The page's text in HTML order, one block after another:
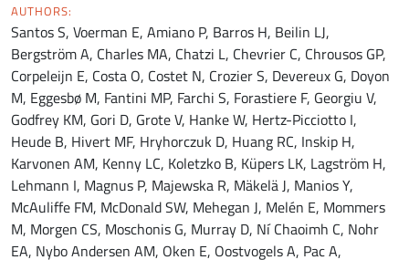
AUTHORS:
Santos S, Voerman E, Amiano P, Barros H, Beilin LJ,
Bergström A, Charles MA, Chatzi L, Chevrier C, Chrousos GP,
Corpeleijn E, Costa O, Costet N, Crozier S, Devereux G, Doyon
M, Eggesbø M, Fantini MP, Farchi S, Forastiere F, Georgiu V,
Godfrey KM, Gori D, Grote V, Hanke W, Hertz-Picciotto I,
Heude B, Hivert MF, Hryhorczuk D, Huang RC, Inskip H,
Karvonen AM, Kenny LC, Koletzko B, Küpers LK, Lagström H,
Lehmann I, Magnus P, Majewska R, Mäkelä J, Manios Y,
McAuliffe FM, McDonald SW, Mehegan J, Melén E, Mommers
M, Morgen CS, Moschonis G, Murray D, Ní Chaoimh C, Nohr
EA, Nybo Andersen AM, Oken E, Oostvogels A, Pac A,